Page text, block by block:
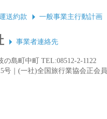
送約款 一般事業主行動計画
事業者連絡先
の島町中町 TEL:08512-2-1122
号｜(一社)全国旅行業協会正会員